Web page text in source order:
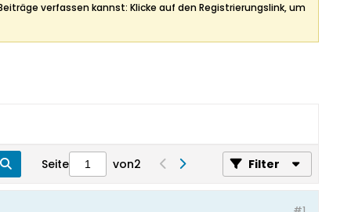
verfassen kannst: Klicke auf den Registrierungslink, um
Seite von2 Filter